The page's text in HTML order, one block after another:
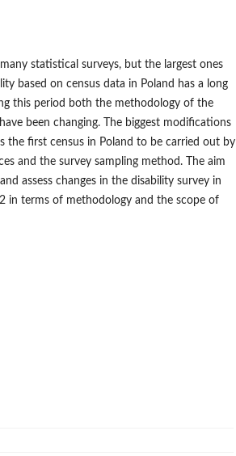
statistical surveys, but the largest ones
based on census data in Poland has a long
this period both the methodology of the
been changing. The biggest modifications
the first census in Poland to be carried out by
and the survey sampling method. The aim
assess changes in the disability survey in
in terms of methodology and the scope of